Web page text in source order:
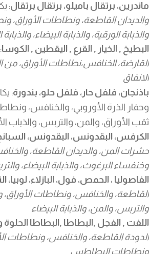
ماندرين، برتقال باميلو، برتقال برتقال:
والديدان القاطعة، ونطاطات الأوراق،
والذبابة الورقية، والذبابة البيضاء، والذبابة
البطيخ , الخيار , القرع , اليقطين , الكوسا
القارضة، الخنافس،نطاطات الأوراق، من
الانفاق
باذنجان، فلفل حار، فلفل حلو، بندورة:
وحفار الذرة الأوروبي، والخنافس،
ثقب الأوراق، والمن، والتربس، والذباب
الكرفس، البقدونس، البقدونس،
حشرات المن، والديدان القاطعة،
وخنفساء البرغوث، والذبابة البيضاء،
الفاصوليا ، الحمص، فول، البازلاء،
القاطعة، والخنافس، ونطاطات الأوراق،
والتربس، والمن، والذبابة البيضاء
اللفت , الفجل ,البطاطا ,البطاطا الحلوة
الدودة القاطعة، والخنافس، ونطاطات
ونطاطات البطاطس